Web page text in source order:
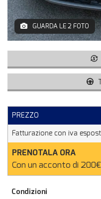
GUARDA LE 2 FOTO
PREZZO
Fatturazione con iva
PRENOTALA ORA
Con un acconto di 200€
Condizioni